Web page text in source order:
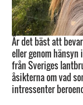
Är det bäst att
eller genom hänsyn
från Sveriges
åsikterna om vad
intressenter